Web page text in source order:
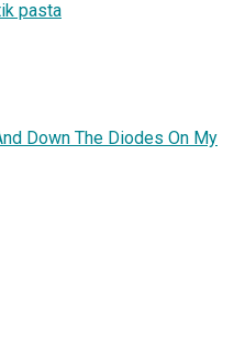
pasta
Down The Diodes On My